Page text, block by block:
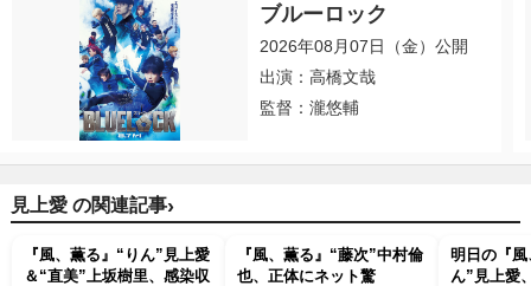
ブルーロック
2026年08月07日（金）公開
出演：高橋文哉
監督：瀧悠輔
見上愛 の関連記事›
『風、薫る』“りん”見上愛
＆“直美”上坂樹里、感染収
『風、薫る』“藤次”中村倫
也、正体にネット驚
明日の『
ん”見上愛